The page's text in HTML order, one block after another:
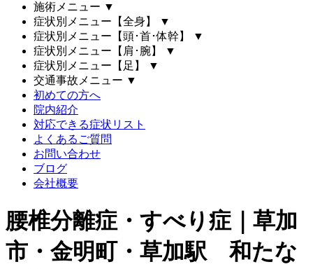
施術メニュー ▼
症状別メニュー【全身】
▼
症状別メニュー【頭･首･体幹】
▼
症状別メニュー【肩･腕】
▼
症状別メニュー【足】
▼
交通事故メニュー ▼
初めての方へ
院内紹介
対応できる症状リスト
よくあるご質問
お問い合わせ
ブログ
会社概要
腰椎分離症・すべり症｜草加
市・金明町・草加駅 和たな